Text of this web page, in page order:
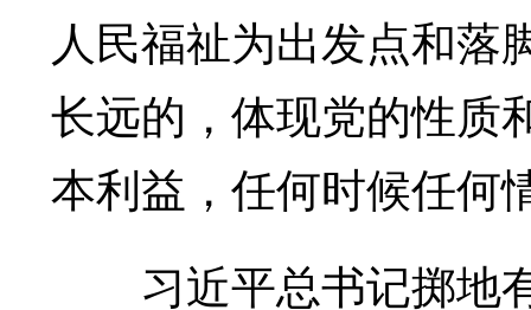
人民福祉为出发点和落
长远的，体现党的性质
本利益，任何时候任何
习近平总书记掷地